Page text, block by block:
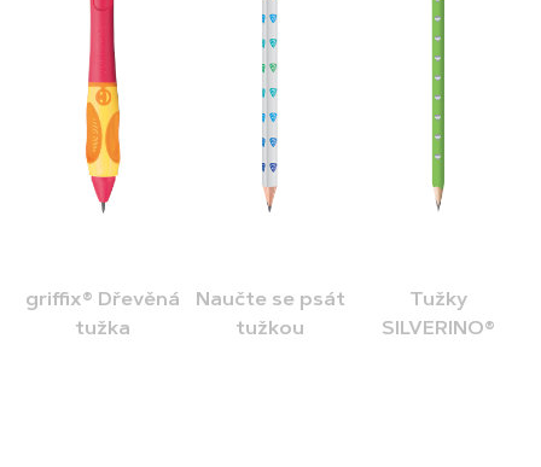
griffix® Dřevěná
tužka
Naučte se psát
tužkou
Tužky
SILVERINO®